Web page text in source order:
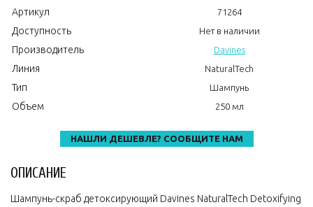
Артикул 71264
Доступность Нет в наличии
Производитель Davines
Линия NaturalTech
Тип Шампунь
Объем 250 мл
НАШЛИ ДЕШЕВЛЕ? СООБЩИТЕ НАМ
ОПИСАНИЕ
Шампунь-скраб детоксирующий Davines NaturalTech Detoxifying